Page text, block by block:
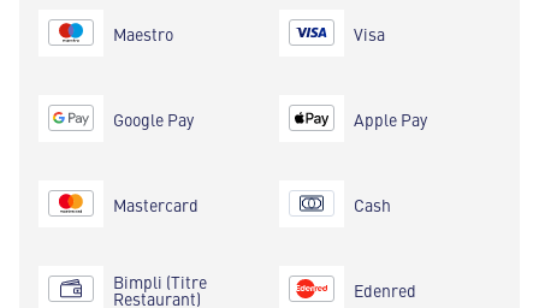
Maestro
Google Pay
Mastercard
Bimpli (Titre
Restaurant)
Visa
Apple Pay
Cash
Edenred